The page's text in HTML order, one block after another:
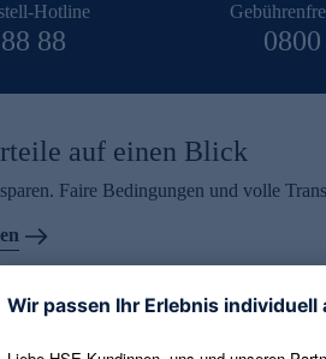
Hotline
88
auf einen Blick
Faire Bedingungen und volle
€ Gutschein erhalten